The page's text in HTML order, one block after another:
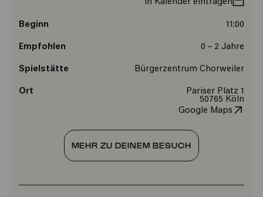
In Kalender eintragen
Beginn 11:00
Empfohlen 0 – 2 Jahre
Spielstätte Bürgerzentrum Chorweiler
Ort
Pariser Platz 1
50765 Köln
Google Maps
MEHR ZU DEINEM BESUCH